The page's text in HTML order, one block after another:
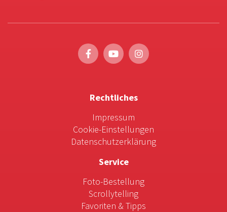
Rechtliches
Impressum
Cookie-Einstellungen
Datenschutzerklärung
Service
Foto-Bestellung
Scrollytelling
Favoriten & Tipps